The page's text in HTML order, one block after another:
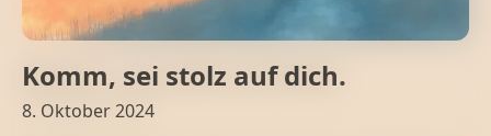
Komm, sei stolz auf dich.
8. Oktober 2024